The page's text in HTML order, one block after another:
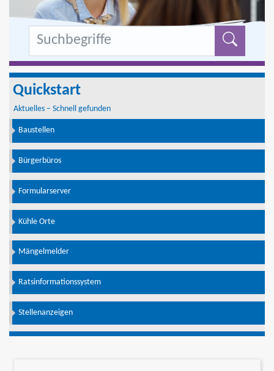
Quickstart
Aktuelles – Schnell gefunden
Baustellen
Bürgerbüros
Formularserver
Kühle Orte
Mängelmelder
Ratsinformationssystem
Stellenanzeigen